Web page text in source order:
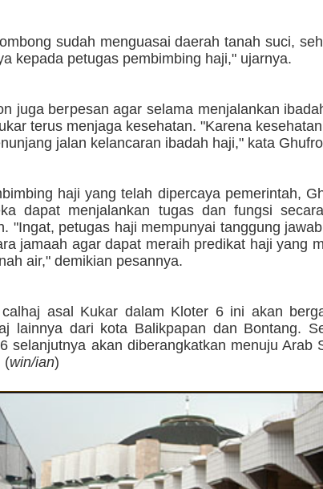
sudah menguasai daerah tanah suci,
kepada petugas pembimbing haji," ujarnya.
juga berpesan agar selama menjalankan
terus menjaga kesehatan. "Karena
jalan kelancaran ibadah haji," kata
haji yang telah dipercaya pemerintah,
dapat menjalankan tugas dan fungsi
"Ingat, petugas haji mempunyai tanggung
jamaah agar dapat meraih predikat haji yang
air," demikian pesannya.
asal Kukar dalam Kloter 6 ini akan
lainnya dari kota Balikpapan dan Bontang.
selanjutnya akan diberangkatkan menuju Arab
(win/ian)